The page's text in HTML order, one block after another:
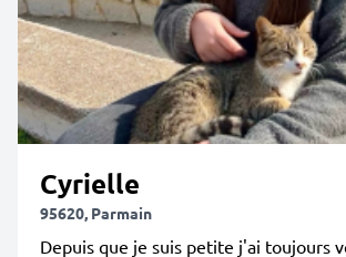
Cyrielle
95620, Parmain
Depuis que je suis petite j'ai toujours